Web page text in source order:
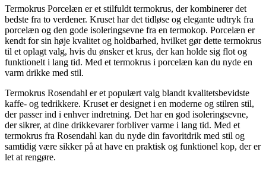
Termokrus Porcelæn er et stilfuldt termokrus, der kombinerer det
bedste fra to verdener. Kruset har det tidløse og elegante udtryk fra
porcelæn og den gode isoleringsevne fra en termokop. Porcelæn er
kendt for sin høje kvalitet og holdbarhed, hvilket gør dette termokrus
til et oplagt valg, hvis du ønsker et krus, der kan holde sig flot og
funktionelt i lang tid. Med et termokrus i porcelæn kan du nyde en
varm drikke med stil.
Termokrus Rosendahl er et populært valg blandt kvalitetsbevidste
kaffe- og tedrikkere. Kruset er designet i en moderne og stilren stil,
der passer ind i enhver indretning. Det har en god isoleringsevne,
der sikrer, at dine drikkevarer forbliver varme i lang tid. Med et
termokrus fra Rosendahl kan du nyde din favoritdrik med stil og
samtidig være sikker på at have en praktisk og funktionel kop, der er
let at rengøre.